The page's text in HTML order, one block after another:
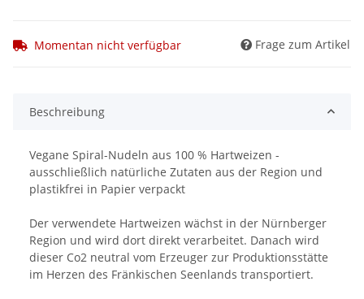
Momentan nicht verfügbar Frage zum Artikel
Beschreibung
Vegane Spiral-Nudeln aus 100 % Hartweizen -
ausschließlich natürliche Zutaten aus der Region und
plastikfrei in Papier verpackt
Der verwendete Hartweizen wächst in der Nürnberger
Region und wird dort direkt verarbeitet. Danach wird
dieser Co2 neutral vom Erzeuger zur Produktionsstätte
im Herzen des Fränkischen Seenlands transportiert.